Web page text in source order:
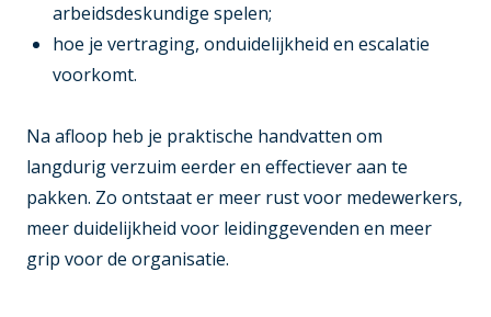
arbeidsdeskundige spelen;
hoe je vertraging, onduidelijkheid en escalatie
voorkomt.
Na afloop heb je praktische handvatten om
langdurig verzuim eerder en effectiever aan te
pakken. Zo ontstaat er meer rust voor medewerkers,
meer duidelijkheid voor leidinggevenden en meer
grip voor de organisatie.